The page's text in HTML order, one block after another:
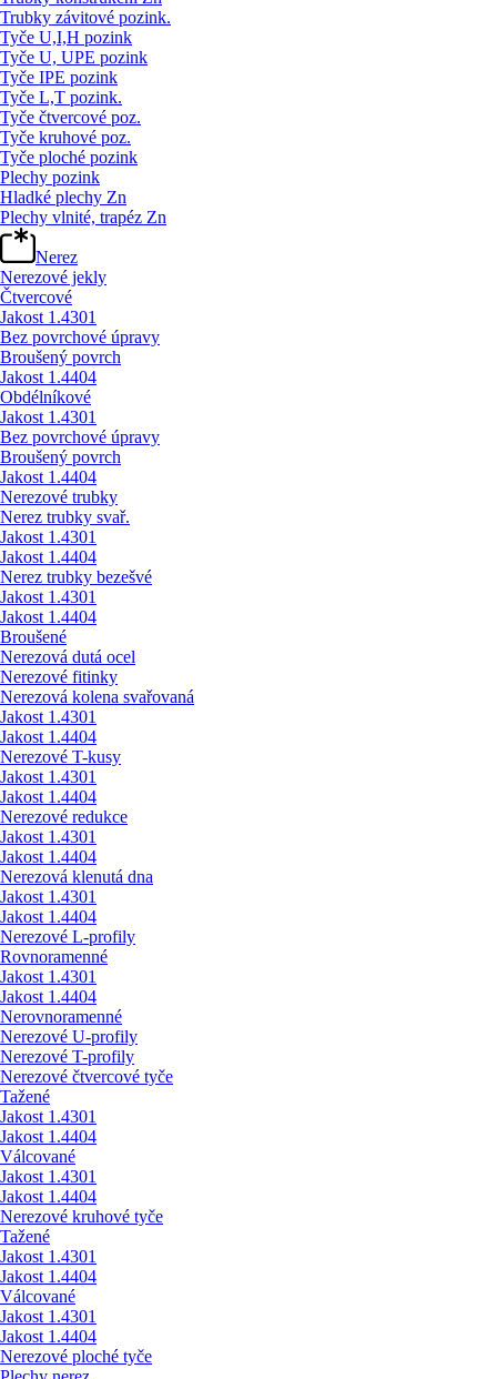
Trubky závitové pozink.
Tyče U,I,H pozink
Tyče U, UPE pozink
Tyče IPE pozink
Tyče L,T pozink.
Tyče čtvercové poz.
Tyče kruhové poz.
Tyče ploché pozink
Plechy pozink
Hladké plechy Zn
Plechy vlnité, trapéz Zn
Nerez
Nerezové jekly
Čtvercové
Jakost 1.4301
Bez povrchové úpravy
Broušený povrch
Jakost 1.4404
Obdélníkové
Jakost 1.4301
Bez povrchové úpravy
Broušený povrch
Jakost 1.4404
Nerezové trubky
Nerez trubky svař.
Jakost 1.4301
Jakost 1.4404
Nerez trubky bezešvé
Jakost 1.4301
Jakost 1.4404
Broušené
Nerezová dutá ocel
Nerezové fitinky
Nerezová kolena svařovaná
Jakost 1.4301
Jakost 1.4404
Nerezové T-kusy
Jakost 1.4301
Jakost 1.4404
Nerezové redukce
Jakost 1.4301
Jakost 1.4404
Nerezová klenutá dna
Jakost 1.4301
Jakost 1.4404
Nerezové L-profily
Rovnoramenné
Jakost 1.4301
Jakost 1.4404
Nerovnoramenné
Nerezové U-profily
Nerezové T-profily
Nerezové čtvercové tyče
Tažené
Jakost 1.4301
Jakost 1.4404
Válcované
Jakost 1.4301
Jakost 1.4404
Nerezové kruhové tyče
Tažené
Jakost 1.4301
Jakost 1.4404
Válcované
Jakost 1.4301
Jakost 1.4404
Nerezové ploché tyče